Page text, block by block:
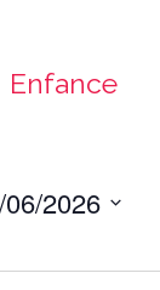
Enfance
06/2026